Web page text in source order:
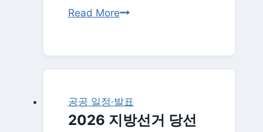
포
총
Read More황
로
필
공공 일정·발표
2026 지방선거 당선